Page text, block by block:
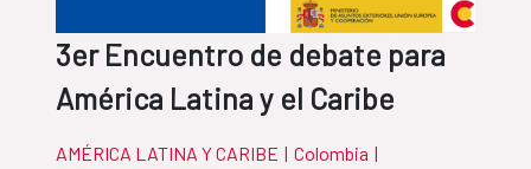
3er Encuentro de debate para
América Latina y el Caribe
AMÉRICA LATINA Y CARIBE | Colombia |